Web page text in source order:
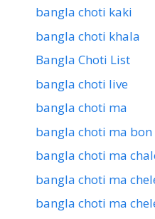
bangla choti kaki
bangla choti khala
Bangla Choti List
bangla choti live
bangla choti ma
bangla choti ma bon
bangla choti ma
bangla choti ma
bangla choti ma